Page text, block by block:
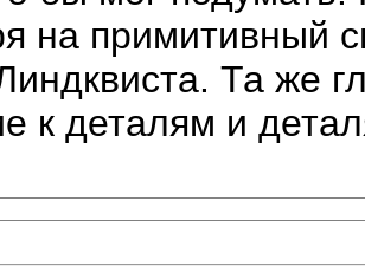
на примитивный
Та же
к деталям и